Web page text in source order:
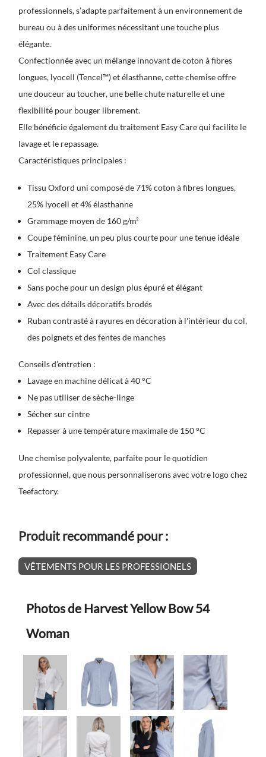
professionnels, s’adapte parfaitement à un environnement de
bureau ou à des uniformes nécessitant une touche plus
élégante.
Confectionnée avec un mélange innovant de coton à fibres
longues, lyocell (Tencel™) et élasthanne, cette chemise offre
une douceur au toucher, une belle chute naturelle et une
flexibilité pour bouger librement.
Elle bénéficie également du traitement Easy Care qui facilite le
lavage et le repassage.
Caractéristiques principales :
Tissu Oxford uni composé de 71% coton à fibres longues,
25% lyocell et 4% élasthanne
Grammage moyen de 160 g/m²
Coupe féminine, un peu plus courte pour une tenue idéale
Traitement Easy Care
Col classique
Sans poche pour un design plus épuré et élégant
Avec des détails décoratifs brodés
Ruban contrasté à rayures en décoration à l'intérieur du col,
des poignets et des fentes de manches
Conseils d’entretien :
Lavage en machine délicat à 40 °C
Ne pas utiliser de sèche-linge
Sécher sur cintre
Repasser à une température maximale de 150 °C
Une chemise polyvalente, parfaite pour le quotidien
professionnel, que nous personnaliserons avec votre logo chez
Teefactory.
Produit recommandé pour :
VÊTEMENTS POUR LES PROFESSIONELS
Photos de Harvest Yellow Bow 54
Woman